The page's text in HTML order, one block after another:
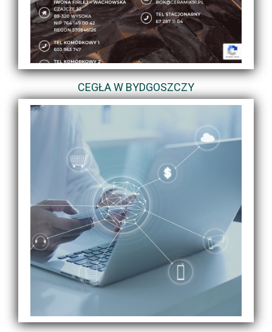
CEGŁA W BYDGOSZCZY